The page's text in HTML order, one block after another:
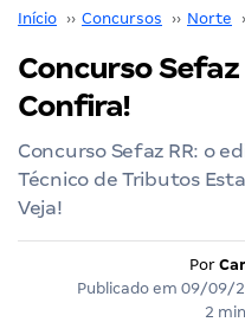
Início ›› Concursos ›› Norte
Concurso Sefaz
Confira!
Concurso Sefaz RR: o
Técnico de Tributos
Veja!
Por
Publicado em 09/09/
2